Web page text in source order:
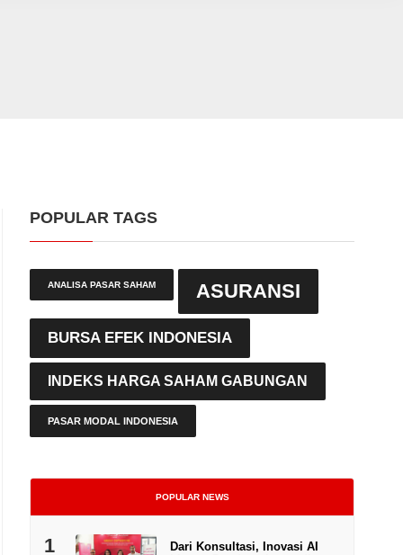
POPULAR TAGS
ANALISA PASAR SAHAM ASURANSI
BURSA EFEK INDONESIA
INDEKS HARGA SAHAM GABUNGAN
PASAR MODAL INDONESIA
POPULAR NEWS
1
Dari Konsultasi, Inovasi AI